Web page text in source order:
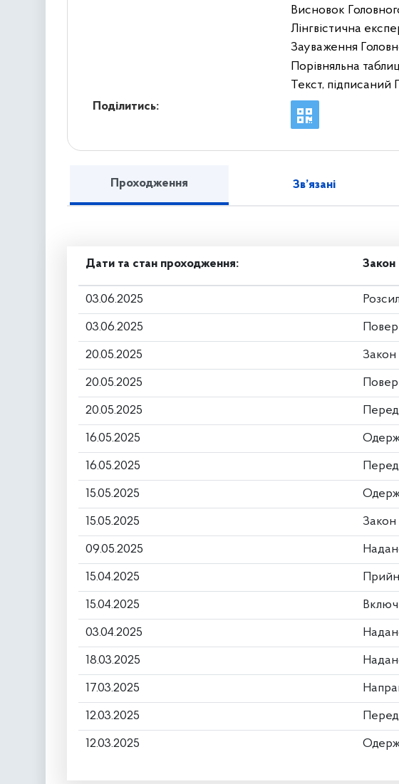
Висновок
Лінгвістична
Зауваження
Порівняльна
Текст, підписаний
Поділитись:
Проходження Зв’язані
Дати та стан проходження: Закон
03.06.2025
03.06.2025
20.05.2025 Закон
20.05.2025
20.05.2025
16.05.2025
16.05.2025
15.05.2025
15.05.2025 Закон
09.05.2025
15.04.2025
15.04.2025
03.04.2025
18.03.2025
17.03.2025
12.03.2025
12.03.2025